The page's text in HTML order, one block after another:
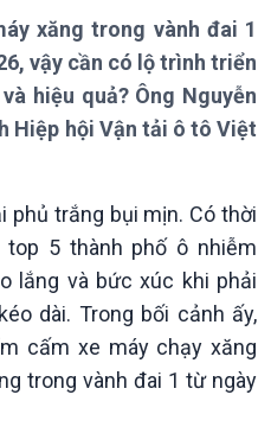
Chuyên mục
Theo dòng Thời sự
Thế giới
Tin thế giới
Vấn đề quốc tế
Hồ sơ sự kiện quốc tế
Thế giới & Việt Nam
xăng trong vành đai 1
vậy cần có lộ trình triển
hiệu quả? Ông Nguyễn
Hiệp hội Vận tải ô tô Việt
phủ trắng bụi mịn. Có thời
5 thành phố ô nhiễm
lắng và bức xúc khi phải
dài. Trong bối cảnh ấy,
cấm xe máy chạy xăng
trong vành đai 1 từ ngày